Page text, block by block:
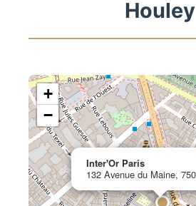
Houley
Inter'Or Paris
132 Avenue du Maine,
+
−